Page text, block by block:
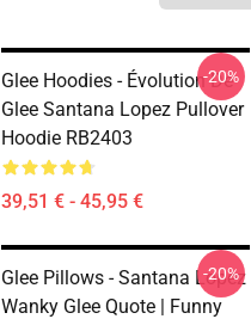
Glee Hoodies - Évolution De
Glee Santana Lopez Pullover
Hoodie RB2403
39,51 € - 45,95 €
-20%
Glee Pillows - Santana Lopez
Wanky Glee Quote | Funny
-20%